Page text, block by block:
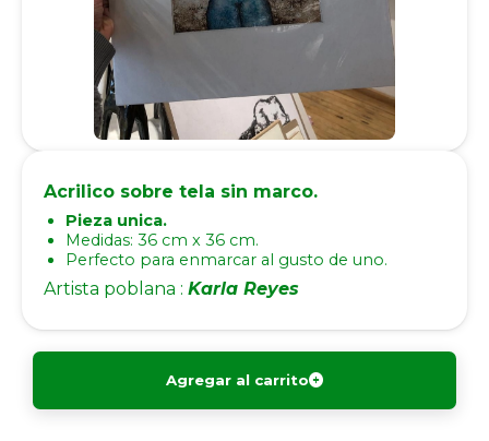
Acrilico sobre tela sin marco.
Pieza unica.
Medidas: 36 cm x 36 cm.
Perfecto para enmarcar al gusto de uno.
Artista poblana : Karla Reyes
Agregar al carrito